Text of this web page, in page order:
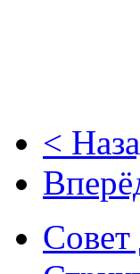
<
Совет